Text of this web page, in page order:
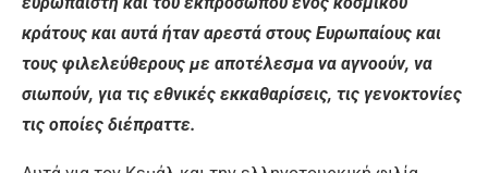
κράτους και αυτά ήταν αρεστά στους Ευρωπαίους και
τους φιλελεύθερους με αποτέλεσμα να αγνοούν, να
σιωπούν, για τις εθνικές εκκαθαρίσεις, τις γενοκτονίες
τις οποίες διέπραττε.